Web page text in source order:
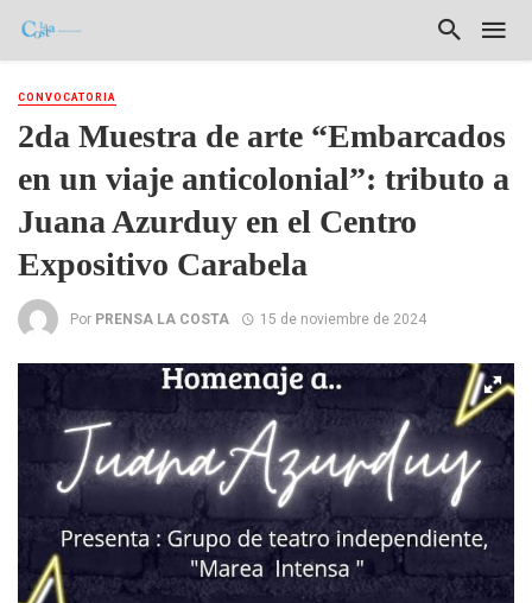
CONVOCATORIA
2da Muestra de arte “Embarcados
en un viaje anticolonial”: tributo a
Juana Azurduy en el Centro
Expositivo Carabela
Por PRENSA LA COSTA 15 de noviembre de 2024